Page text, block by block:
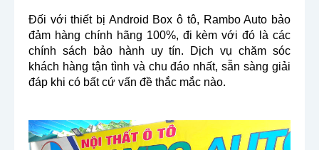
Đối với thiết bị Android Box ô tô, Rambo Auto bảo
đảm hàng chính hãng 100%, đi kèm với đó là các
chính sách bảo hành uy tín. Dịch vụ chăm sóc
khách hàng tận tình và chu đáo nhất, sẵn sàng giải
đáp khi có bất cứ vấn đề thắc mắc nào.